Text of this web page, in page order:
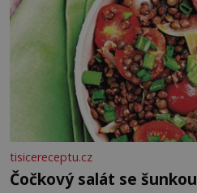
tisicereceptu.cz
Čočkový salát se šunkou